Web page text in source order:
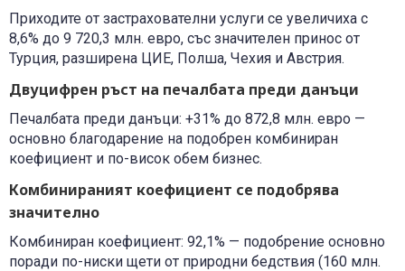
Приходите от застрахователни услуги се увеличиха с
8,6% до 9 720,3 млн. евро, със значителен принос от
Турция, разширена ЦИЕ, Полша, Чехия и Австрия.
Двуцифрен ръст на печалбата преди данъци
Печалбата преди данъци: +31% до 872,8 млн. евро —
основно благодарение на подобрен комбиниран
коефициент и по-висок обем бизнес.
Комбинираният коефициент се подобрява
значително
Комбиниран коефициент: 92,1% — подобрение основно
поради по-ниски щети от природни бедствия (160 млн.